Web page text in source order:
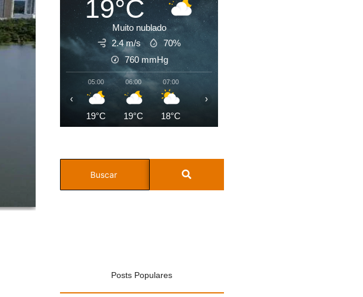
19°C
Muito nublado
2.4 m/s
70%
760 mmHg
05:00
19°C
06:00
19°C
07:00
18°C
‹ ›
Posts Populares